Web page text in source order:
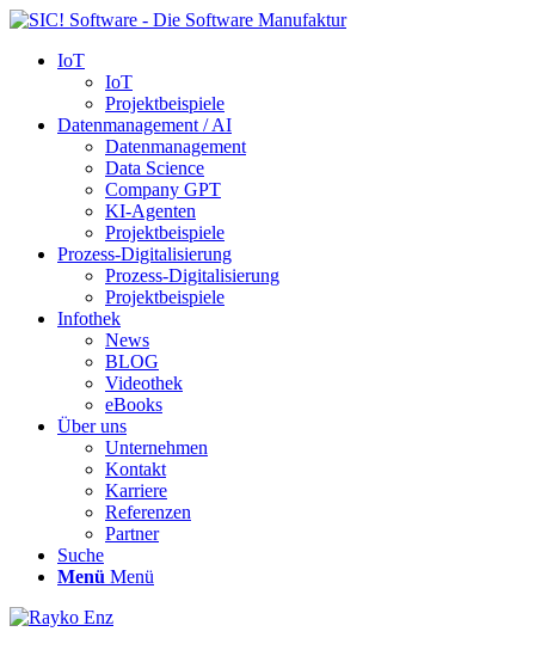
IoT
IoT
Projektbeispiele
Datenmanagement / AI
Datenmanagement
Data Science
Company GPT
KI-Agenten
Projektbeispiele
Prozess-Digitalisierung
Prozess-Digitalisierung
Projektbeispiele
Infothek
News
BLOG
Videothek
eBooks
Über uns
Unternehmen
Kontakt
Karriere
Referenzen
Partner
Suche
Menü Menü